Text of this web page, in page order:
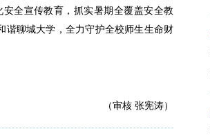
全宣传教育，抓实暑期全覆盖安全教
谐聊城大学，全力守护全校师生生命财
（审核 张宪涛）